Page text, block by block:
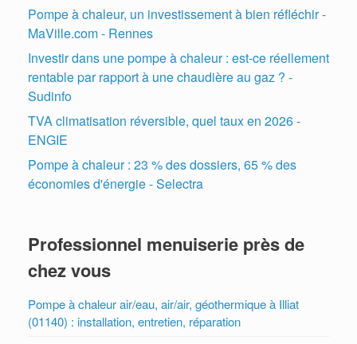
Pompe à chaleur, un investissement à bien réfléchir -
MaVille.com - Rennes
Investir dans une pompe à chaleur : est-ce réellement
rentable par rapport à une chaudière au gaz ? -
Sudinfo
TVA climatisation réversible, quel taux en 2026 -
ENGIE
Pompe à chaleur : 23 % des dossiers, 65 % des
économies d'énergie - Selectra
Professionnel menuiserie près de
chez vous
Pompe à chaleur air/eau, air/air, géothermique à Illiat
(01140) : installation, entretien, réparation